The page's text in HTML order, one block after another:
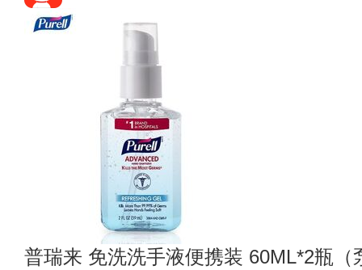
普瑞来 免洗洗手液便携装 60ML*2瓶